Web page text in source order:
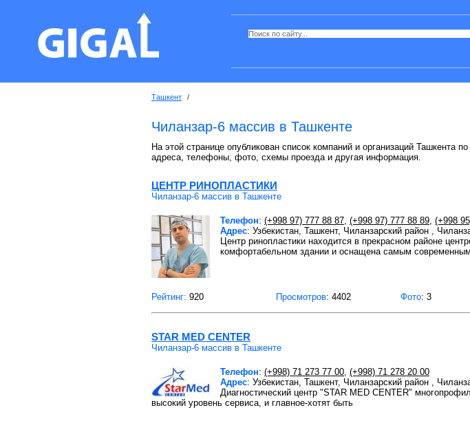
Ташкент /
Чиланзар-6 массив в Ташкенте
На этой странице опубликован список компаний и организаций Ташкента
адреса, телефоны, фото, схемы проезда и другая информация.
ЦЕНТР РИНОПЛАСТИКИ
Чиланзар-6 массив в Ташкенте
Телефон: (+998 97) 777 88 87, (+998 97) 777 88 89, (+998
Адрес: Узбекистан, Ташкент, Чиланзарский район ,
Центр ринопластики находится в прекрасном районе
комфортабельном здании и оснащена самым современным
Рейтинг: 920 Просмотров: 4402 Фото: 3
STAR MED CENTER
Чиланзар-6 массив в Ташкенте
Телефон: (+998) 71 273 77 00, (+998) 71 278 20 00
Адрес: Узбекистан, Ташкент, Чиланзарский район ,
Диагностический центр "STAR MED CENTER"
высокий уровень сервиса, и главное-хотят быть